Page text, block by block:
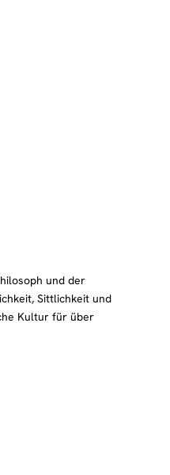
und der
Sittlichkeit und
Kultur für über